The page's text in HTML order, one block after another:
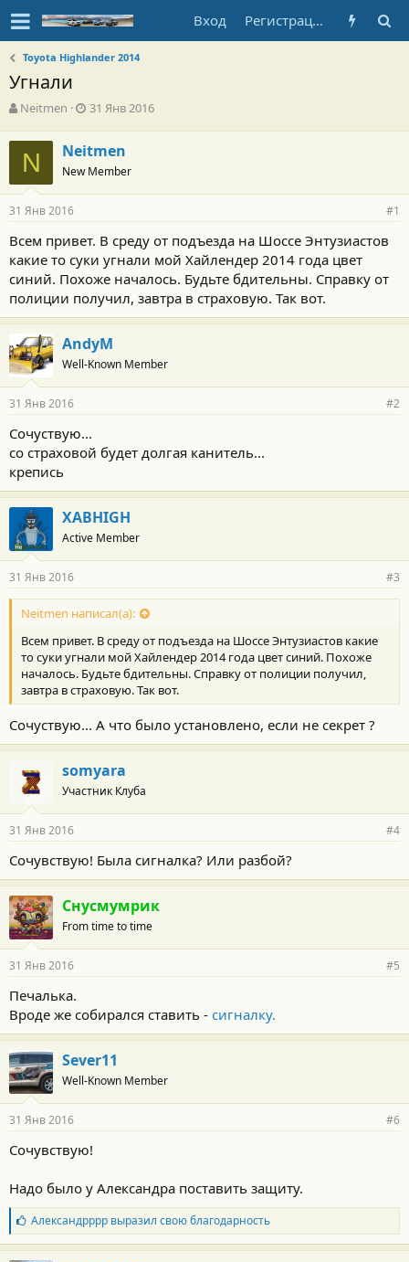
Вход Регистрация
Toyota Highlander 2014
Угнали
А
т
о
р
т
е
м
ы
Neitmen
Д
а
н
а
л
а
31 Янв 2016
N Neitmen
New Member
31 Янв 2016 #1
Всем привет. В среду от подъезда на Шоссе Энтузиастов
какие то суки угнали мой Хайлендер 2014 года цвет
синий. Похоже началось. Будьте бдительны. Справку от
полиции получил, завтра в страховую. Так вот.
AndyM
Well-Known Member
31 Янв 2016 #2
Сочуствую...
со страховой будет долгая канитель...
крепись
XABHIGH
Active Member
31 Янв 2016 #3
Neitmen написал(а):
Всем привет. В среду от подъезда на Шоссе Энтузиастов какие
то суки угнали мой Хайлендер 2014 года цвет синий. Похоже
началось. Будьте бдительны. Справку от полиции получил,
завтра в страховую. Так вот.
Сочуствую... А что было установлено, если не секрет ?
somyara
Участник Клуба
31 Янв 2016 #4
Сочувствую! Была сигналка? Или разбой?
Снусмумрик
From time to time
31 Янв 2016 #5
Печалька.
Вроде же собирался ставить - сигналку.
Sever11
Well-Known Member
31 Янв 2016 #6
Сочувствую!
Надо было у Александра поставить защиту.
Б
л
а
Александррррвыразил свою благодарность